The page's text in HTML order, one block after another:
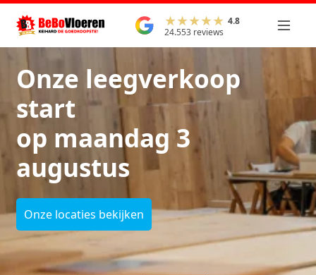
4.8
24.553 reviews
Onze leegverkoop
start
op maandag 3
augustus
Onze locaties bekijken